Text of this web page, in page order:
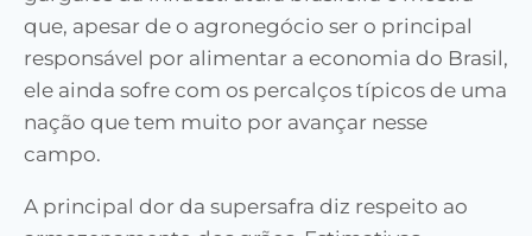
que, apesar de o agronegócio ser o principal
responsável por alimentar a economia do Brasil,
ele ainda sofre com os percalços típicos de uma
nação que tem muito por avançar nesse
campo.
A principal dor da supersafra diz respeito ao